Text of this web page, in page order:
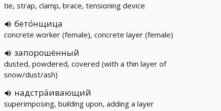
tie, strap, clamp, brace, tensioning device
бето́нщица
concrete worker (female), concrete layer (female)
запорошённый
dusted, powdered, covered (with a thin layer of
snow/dust/ash)
надстра́ивающий
superimposing, building upon, adding a layer